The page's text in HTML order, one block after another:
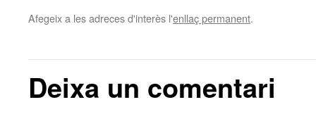
Afegeix a les adreces d'interès l'enllaç permanent.
Deixa un comentari